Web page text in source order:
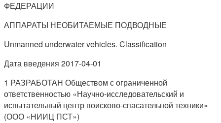
ФЕДЕРАЦИИ
АППАРАТЫ НЕОБИТАЕМЫЕ ПОДВОДНЫЕ
Unmanned underwater vehicles. Classification
Дата введения 2017-04-01
1 РАЗРАБОТАН Обществом с ограниченной
ответственностью «Научно-исследовательский и
испытательный центр поисково-спасательной техники»
(ООО «НИИЦ ПСТ»)